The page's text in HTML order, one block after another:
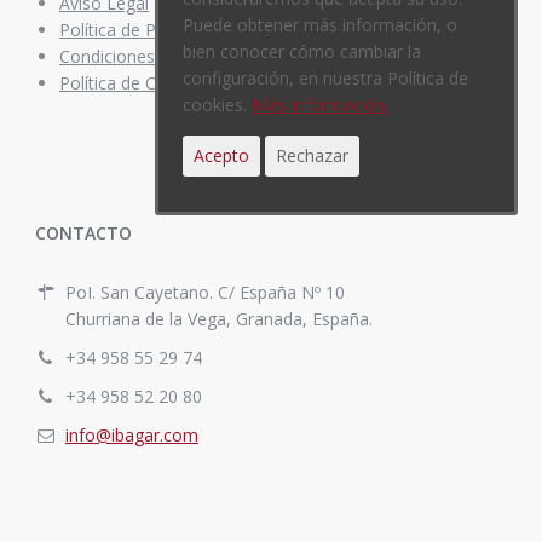
Política de Privacidad
Condiciones de compra
Política de Cookies
CONTACTO
PoI. San Cayetano. C/ España Nº 10
Churriana de la Vega, Granada, España.
+34 958 55 29 74
+34 958 52 20 80
info@ibagar.com
Puede obtener más información, o
bien conocer cómo cambiar la
configuración, en nuestra Política de
cookies. Más información.
Acepto Rechazar